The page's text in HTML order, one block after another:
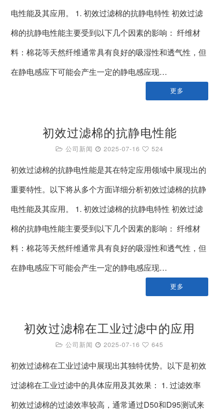
电性能及其应用。 1. 初效过滤棉的抗静电特性 初效过滤
棉的抗静电性能主要受到以下几个因素的影响： 纤维材
料：棉花等天然纤维通常具有良好的吸湿性和透气性，但
在静电感应下可能会产生一定的静电感应现…
更多
初效过滤棉的抗静电性能
公司新闻 2025-07-16 524
初效过滤棉的抗静电性能是其在特定应用领域中展现出的
重要特性。以下将从多个方面详细分析初效过滤棉的抗静
电性能及其应用。 1. 初效过滤棉的抗静电特性 初效过滤
棉的抗静电性能主要受到以下几个因素的影响： 纤维材
料：棉花等天然纤维通常具有良好的吸湿性和透气性，但
在静电感应下可能会产生一定的静电感应现…
更多
初效过滤棉在工业过滤中的应用
公司新闻 2025-07-16 645
初效过滤棉在工业过滤中展现出其独特优势。以下是初效
过滤棉在工业过滤中的具体应用及其效果： 1. 过滤效率
初效过滤棉的过滤效率较高，通常通过D50和D95测试来